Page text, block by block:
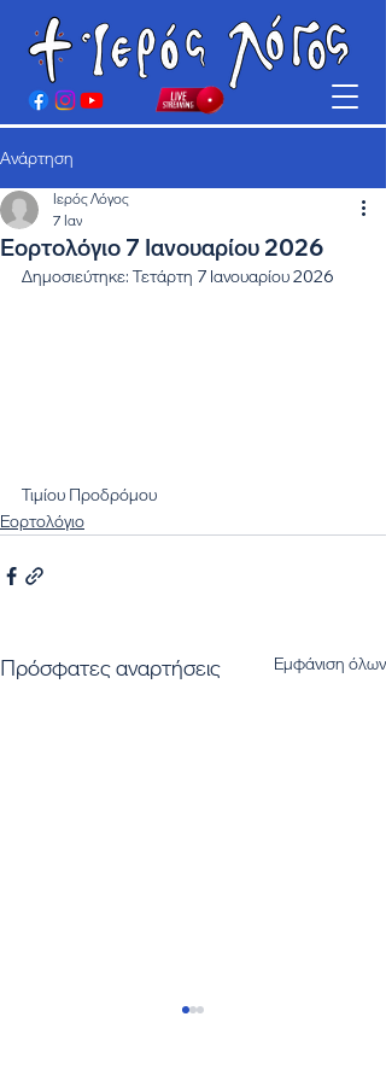
Ανάρτηση
Εορτολόγιο 7 Ιανουαρίου 2026
Ιερός Λόγος
7 Ιαν
Δημοσιεύτηκε: Τετάρτη 7 Ιανουαρίου 2026
Τιμίου Προδρόμου
Εορτολόγιο
Πρόσφατες αναρτήσεις Εμφάνιση όλων